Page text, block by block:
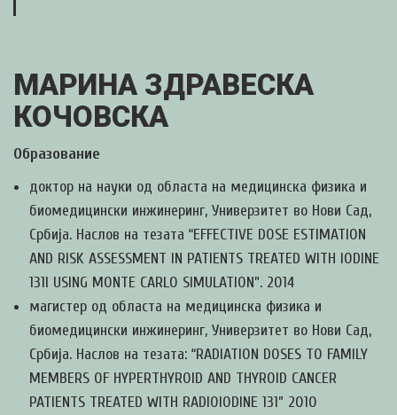
МАРИНА ЗДРАВЕСКА
КОЧОВСКА
Образование
доктор на науки од областа на медицинска физика и
биомедицински инжинеринг, Универзитет во Нови Сад,
Србија. Наслов на тезата “EFFECTIVE DOSE ESTIMATION
AND RISK ASSESSMENT IN PATIENTS TREATED WITH IODINE
131I USING MONTE CARLO SIMULATION”. 2014
магистер од областа на медицинска физика и
биомедицински инжинеринг, Универзитет во Нови Сад,
Србија. Наслов на тезата: “RADIATION DOSES TO FAMILY
MEMBERS OF HYPERTHYROID AND THYROID CANCER
PATIENTS TREATED WITH RADIOIODINE 131” 2010